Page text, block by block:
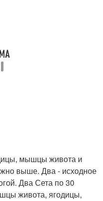
мышцы живота и
выше. Два - исходное
Два Сета по 30
живота, ягодицы,